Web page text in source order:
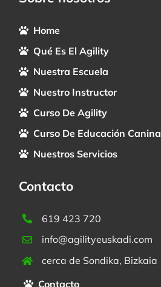
Home
Qué Es El Agility
Nuestra Escuela
Nuestro Instructor
Curso De Agility
Curso De Educación Canina
Nuestros Servicios
Contacto
619 423 720
info@agilityeuskadi.com
cerca de Sondika, Bizkaia
Contacto